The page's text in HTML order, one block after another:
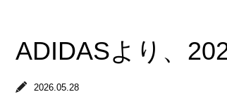
ADIDASより、
2026.05.28